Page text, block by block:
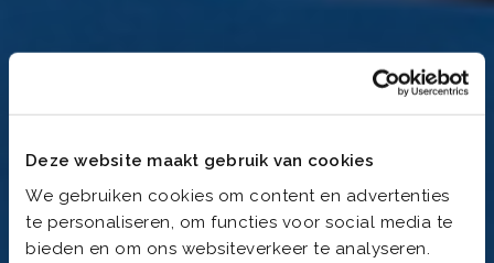
Deze website maakt gebruik van cookies
We gebruiken cookies om content en advertenties
te personaliseren, om functies voor social media te
bieden en om ons websiteverkeer te analyseren.